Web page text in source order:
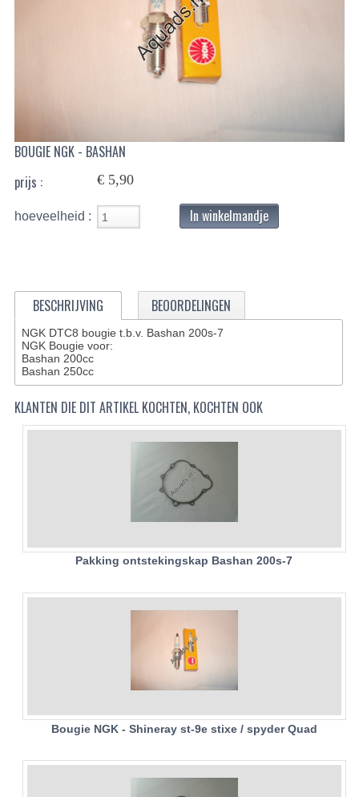
VERLICHTING
ONDERDELEN 50CC TOT 125CC
UNIVERSELE QUAD ONDERDELEN
BRANDSTOF SYSTEEM
KABELS
KAPPEN EN FRAME
KOEL SYSTEEM
SCHOKBREKERS
STUUR INRICHTING
UITLAAT SYSTEEM
WIELEN EN BANDEN
ACCESSOIRES
GEREEDSCHAP
BRANDSTOF SYSTEEM
BOUGIE NGK - BASHAN
prijs :
€ 5,90
hoeveelheid : In winkelmandje
BESCHRIJVING BEOORDELINGEN
NGK DTC8 bougie t.b.v. Bashan 200s-7
NGK Bougie voor:
Bashan 200cc
Bashan 250cc
KLANTEN DIE DIT ARTIKEL KOCHTEN, KOCHTEN OOK
Pakking ontstekingskap Bashan 200s-7
Bougie NGK - Shineray st-9e stixe / spyder Quad